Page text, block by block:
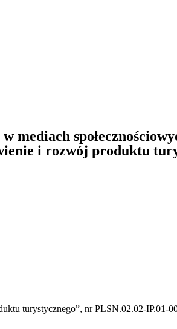
mediach
i rozwój produktu
turystycznego”, nr PLSN.02.02-IP.01-